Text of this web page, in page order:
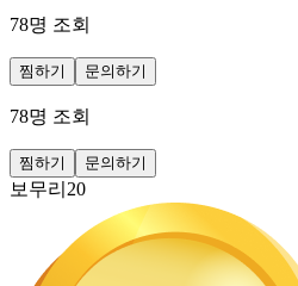
78명 조회
찜하기 문의하기
78명 조회
찜하기 문의하기
보무리20